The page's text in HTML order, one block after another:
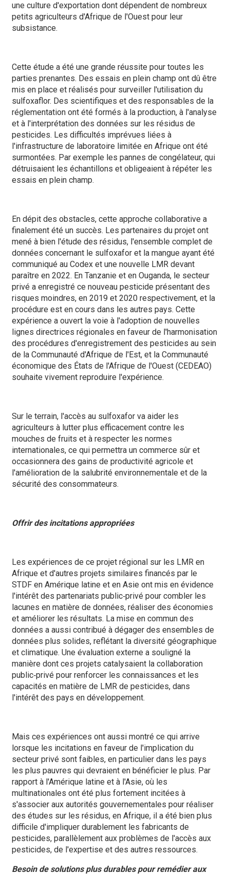
une culture d'exportation dont dépendent de nombreux
petits agriculteurs d'Afrique de l'Ouest pour leur
subsistance.
Cette étude a été une grande réussite pour toutes les
parties prenantes. Des essais en plein champ ont dû être
mis en place et réalisés pour surveiller l'utilisation du
sulfoxaflor. Des scientifiques et des responsables de la
réglementation ont été formés à la production, à l'analyse
et à l'interprétation des données sur les résidus de
pesticides. Les difficultés imprévues liées à
l'infrastructure de laboratoire limitée en Afrique ont été
surmontées. Par exemple les pannes de congélateur, qui
détruisaient les échantillons et obligeaient à répéter les
essais en plein champ.
En dépit des obstacles, cette approche collaborative a
finalement été un succès. Les partenaires du projet ont
mené à bien l'étude des résidus, l'ensemble complet de
données concernant le sulfoxafor et la mangue ayant été
communiqué au Codex et une nouvelle LMR devant
paraître en 2022. En Tanzanie et en Ouganda, le secteur
privé a enregistré ce nouveau pesticide présentant des
risques moindres, en 2019 et 2020 respectivement, et la
procédure est en cours dans les autres pays. Cette
expérience a ouvert la voie à l'adoption de nouvelles
lignes directrices régionales en faveur de l'harmonisation
des procédures d'enregistrement des pesticides au sein
de la Communauté d'Afrique de l'Est, et la Communauté
économique des États de l'Afrique de l'Ouest (CEDEAO)
souhaite vivement reproduire l'expérience.
Sur le terrain, l'accès au sulfoxafor va aider les
agriculteurs à lutter plus efficacement contre les
mouches de fruits et à respecter les normes
internationales, ce qui permettra un commerce sûr et
occasionnera des gains de productivité agricole et
l'amélioration de la salubrité environnementale et de la
sécurité des consommateurs.
Offrir des incitations appropriées
Les expériences de ce projet régional sur les LMR en
Afrique et d'autres projets similaires financés par le
STDF en Amérique latine et en Asie ont mis en évidence
l'intérêt des partenariats public‑privé pour combler les
lacunes en matière de données, réaliser des économies
et améliorer les résultats. La mise en commun des
données a aussi contribué à dégager des ensembles de
données plus solides, reflétant la diversité géographique
et climatique. Une évaluation externe a souligné la
manière dont ces projets catalysaient la collaboration
public‑privé pour renforcer les connaissances et les
capacités en matière de LMR de pesticides, dans
l'intérêt des pays en développement.
Mais ces expériences ont aussi montré ce qui arrive
lorsque les incitations en faveur de l'implication du
secteur privé sont faibles, en particulier dans les pays
les plus pauvres qui devraient en bénéficier le plus. Par
rapport à l'Amérique latine et à l'Asie, où les
multinationales ont été plus fortement incitées à
s'associer aux autorités gouvernementales pour réaliser
des études sur les résidus, en Afrique, il a été bien plus
difficile d'impliquer durablement les fabricants de
pesticides, parallèlement aux problèmes de l'accès aux
pesticides, de l'expertise et des autres ressources.
Besoin de solutions plus durables pour remédier aux